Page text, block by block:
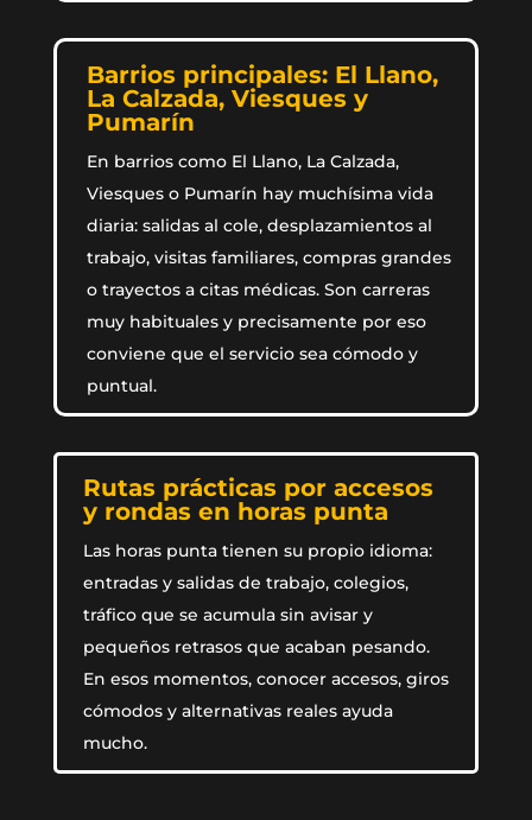
Barrios principales: El Llano,
La Calzada, Viesques y
Pumarín
En barrios como El Llano, La Calzada,
Viesques o Pumarín hay muchísima vida
diaria: salidas al cole, desplazamientos al
trabajo, visitas familiares, compras grandes
o trayectos a citas médicas. Son carreras
muy habituales y precisamente por eso
conviene que el servicio sea cómodo y
puntual.
Rutas prácticas por accesos
y rondas en horas punta
Las horas punta tienen su propio idioma:
entradas y salidas de trabajo, colegios,
tráfico que se acumula sin avisar y
pequeños retrasos que acaban pesando.
En esos momentos, conocer accesos, giros
cómodos y alternativas reales ayuda
mucho.